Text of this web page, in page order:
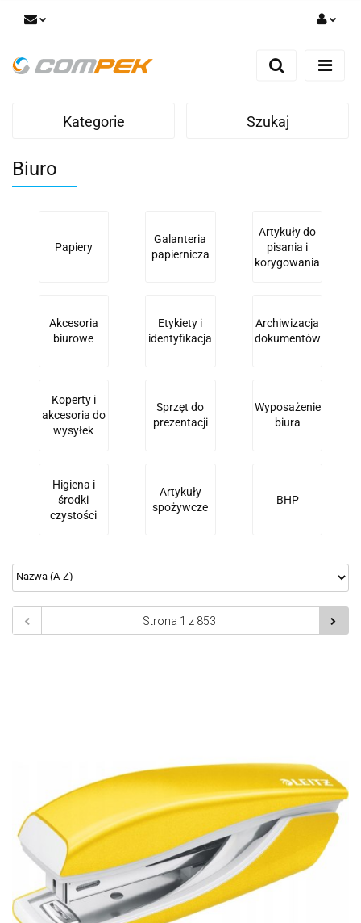
Zaloguj się
Zgody cookies
Kategorie Szukaj
Biuro
Papiery
Galanteria
papiernicza
Artykuły do
pisania i
korygowania
Akcesoria
biurowe
Etykiety i
identyfikacja
Archiwizacja
dokumentów
Koperty i
akcesoria do
wysyłek
Sprzęt do
prezentacji
Wyposażenie
biura
Higiena i
środki
czystości
Artykuły
spożywcze
BHP